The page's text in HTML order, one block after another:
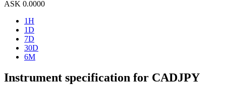
ASK 0.0000
1H
1D
7D
30D
6M
Instrument specification for CADJPY